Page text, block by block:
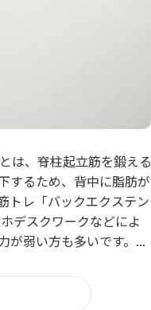
は、脊柱起立筋を鍛える
するため、背中に脂肪が
トレ「バックエクステン
デスクワークなどによ
が弱い方も多いです。...